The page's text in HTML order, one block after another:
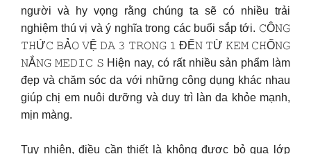
người và hy vọng rằng chúng ta sẽ có nhiều trải
nghiệm thú vị và ý nghĩa trong các buổi sắp tới. 𝙲Ô𝙽𝙶
𝚃𝙷Ứ𝙲 𝙱Ả𝙾 𝚅Ệ 𝙳𝙰 𝟹 𝚃𝚁𝙾𝙽𝙶 𝟷 ĐẾ𝙽 𝚃Ừ 𝙺𝙴𝙼 𝙲𝙷Ố𝙽𝙶
𝙽Ắ𝙽𝙶 𝙼𝙴𝙳𝙸𝙲 𝚂 Hiện nay, có rất nhiều sản phẩm làm
đẹp và chăm sóc da với những công dụng khác nhau
giúp chị em nuôi dưỡng và duy trì làn da khỏe mạnh,
mịn màng.
Tuy nhiên, điều cần thiết là không được bỏ qua lớp